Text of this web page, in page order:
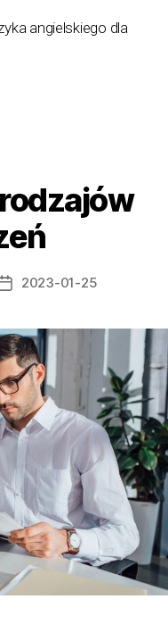
angielskiego dla
2023-01-25